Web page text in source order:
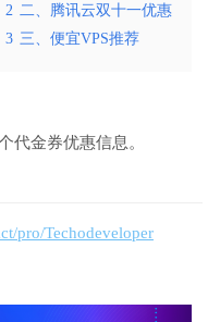
2 二、腾讯云双十一优惠
3 三、便宜VPS推荐
代金券优惠信息。
pro/Techodeveloper